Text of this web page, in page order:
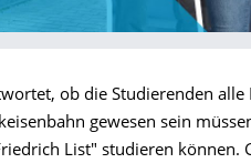
ob die Studierenden alle
gewesen sein
List" studieren können.